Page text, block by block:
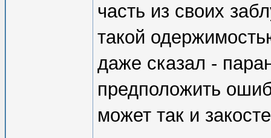
часть из своих
такой
даже сказал -
предположить
может так и